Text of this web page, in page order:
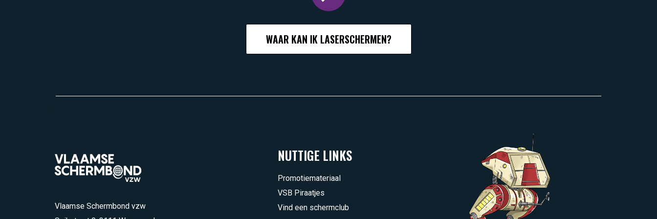
WAAR KAN IK LASERSCHERMEN?
Vlaamse Schermbond vzw
NUTTIGE LINKS
Promotiemateriaal
VSB Piraatjes
Vind een schermclub